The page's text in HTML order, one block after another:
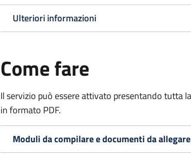
Ulteriori informazioni
Come fare
Il servizio può essere attivato presentando tutta
in formato PDF.
Moduli da compilare e documenti da allegare